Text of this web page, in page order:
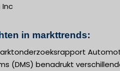
Inc
in markttrends:
(DMS) benadrukt